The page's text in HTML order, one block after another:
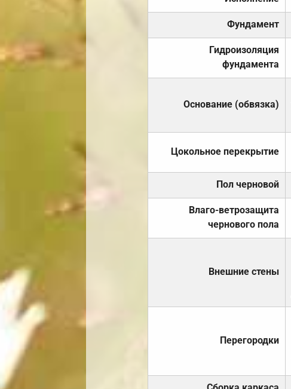
Фундамент
Гидроизоляция
фундамента
Основание (обвязка)
Цокольное перекрытие
Пол черновой
Влаго-ветрозащита
чернового пола
Внешние стены
Перегородки